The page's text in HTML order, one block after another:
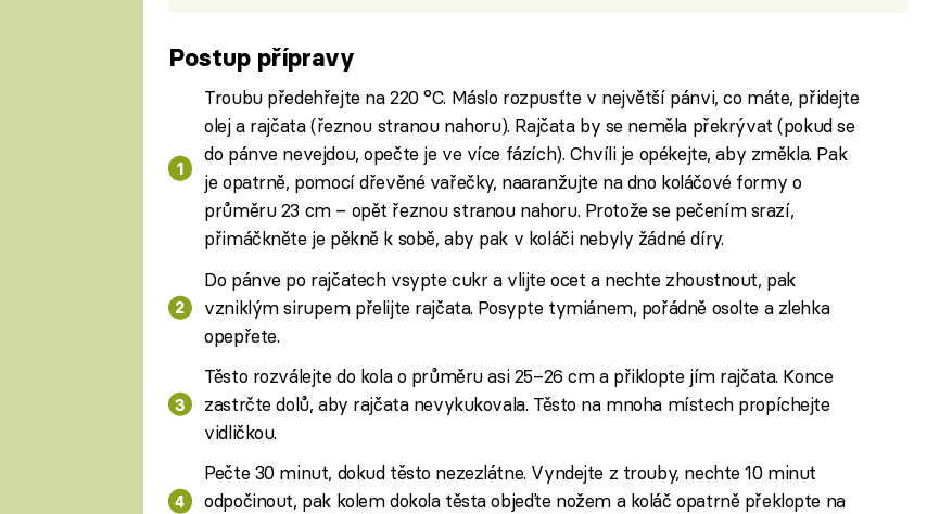
Postup přípravy
Troubu předehřejte na 220 °C. Máslo rozpusťte v největší pánvi, co máte, přidejte
olej a rajčata (řeznou stranou nahoru). Rajčata by se neměla překrývat (pokud se
do pánve nevejdou, opečte je ve více fázích). Chvíli je opékejte, aby změkla. Pak
je opatrně, pomocí dřevěné vařečky, naaranžujte na dno koláčové formy o
průměru 23 cm – opět řeznou stranou nahoru. Protože se pečením srazí,
přimáčkněte je pěkně k sobě, aby pak v koláči nebyly žádné díry.
Do pánve po rajčatech vsypte cukr a vlijte ocet a nechte zhoustnout, pak
vzniklým sirupem přelijte rajčata. Posypte tymiánem, pořádně osolte a zlehka
opepřete.
Těsto rozválejte do kola o průměru asi 25–26 cm a přiklopte jím rajčata. Konce
zastrčte dolů, aby rajčata nevykukovala. Těsto na mnoha místech propíchejte
vidličkou.
Pečte 30 minut, dokud těsto nezezlátne. Vyndejte z trouby, nechte 10 minut
odpočinout, pak kolem dokola těsta objeďte nožem a koláč opatrně překlopte na